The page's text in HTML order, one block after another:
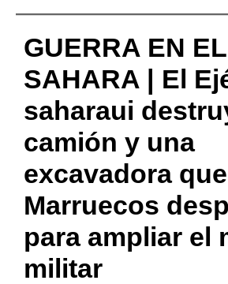
GUERRA EN EL
SAHARA | El
saharaui
camión y una
excavadora que
Marruecos
para ampliar el
militar